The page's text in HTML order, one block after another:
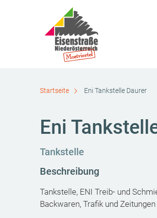
Direkt zur Volltextsuche
Direkt zum Inhalt
Startseite Eni Tankstelle Daurer
Eni
Tankstelle
Beschreibung
Tankstelle, ENI Treib- und
Backwaren, Trafik und Zeitungen